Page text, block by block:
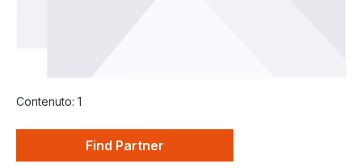
Contenuto: 1
Find Partner